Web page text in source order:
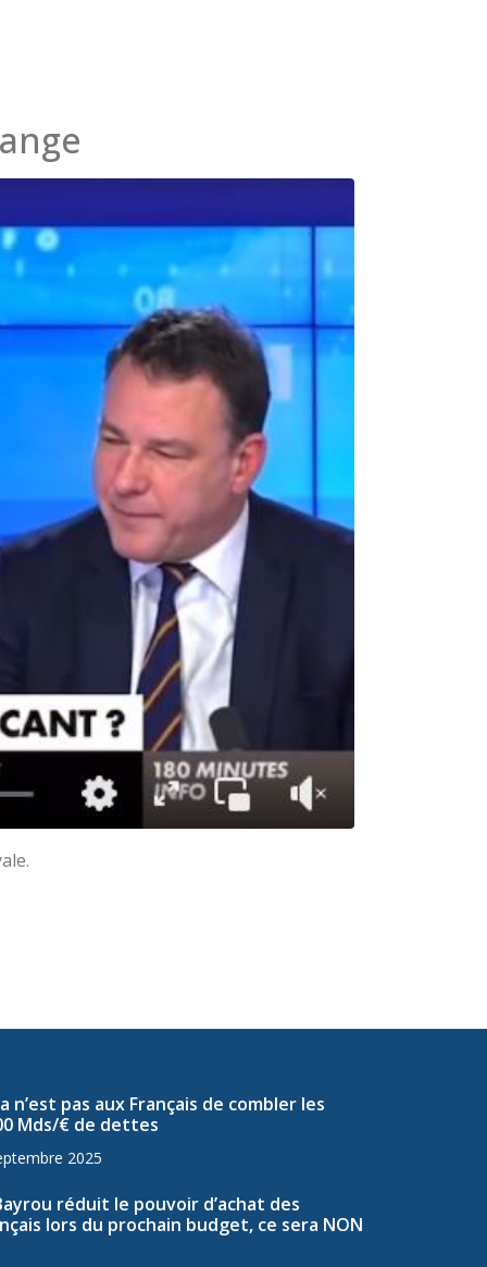
n’est pas aux Français de combler les
Mds/€ de dettes
2025
réduit le pouvoir d’achat des
lors du prochain budget, ce sera NON